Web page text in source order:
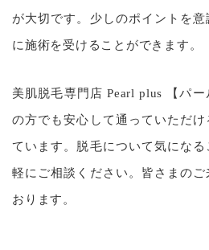
が大切です。少しのポイントを
に施術を受けることができます。
美肌脱毛専門店 Pearl plus 【パ
の方でも安心して通っていただ
ています。脱毛について気にな
軽にご相談ください。皆さまの
おります。